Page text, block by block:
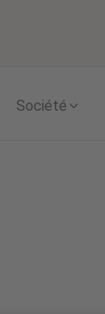
Société